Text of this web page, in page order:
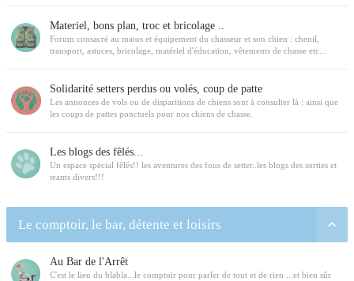
Materiel, bons plan, troc et bricolage ..
Forum consacré au matos et équipement du chasseur et son chien : chenil,
transport, astuces, bricolage, matériel d'éducation, vêtements de chasse etc...
Solidarité setters perdus ou volés, coup de patte
Les annonces de vols ou de disparitions de chiens sont à consulter là : ainsi que
les coups de pattes ponctuels pour nos chiens de chasse.
Les blogs des fêlés...
Un espace spécial fêlés!! les aventures des fous de setter..les blogs des sorties et
teams divers!!!
Le comptoir, le bar, détente et loisirs
Au Bar de l'Arrêt
C'est le lieu du blabla...le comptoir pour parler de tout et de rien ...et bien sûr